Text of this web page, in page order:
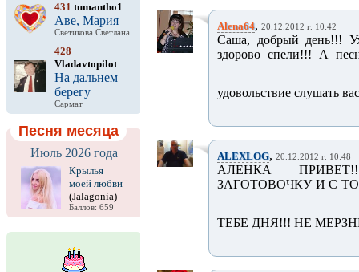
431 tumantho1
Аве, Мария
Светикова Светлана
428
Vladavtopilot
На дальнем
берегу
Сармат
Песня месяца
Июль 2026 года
Крылья
моей любви
(Jalagonia)
Баллов: 659
Alena64, 20.12.2012 г. 10:42
Саша, добрый день!!!
здорово спели!!! А
удовольствие слушать
ALEXLOG, 20.12.2012 г. 10:48
АЛЕНКА
ЗАГОТОВОЧКУ И С
ТЕБЕ ДНЯ!!! НЕ